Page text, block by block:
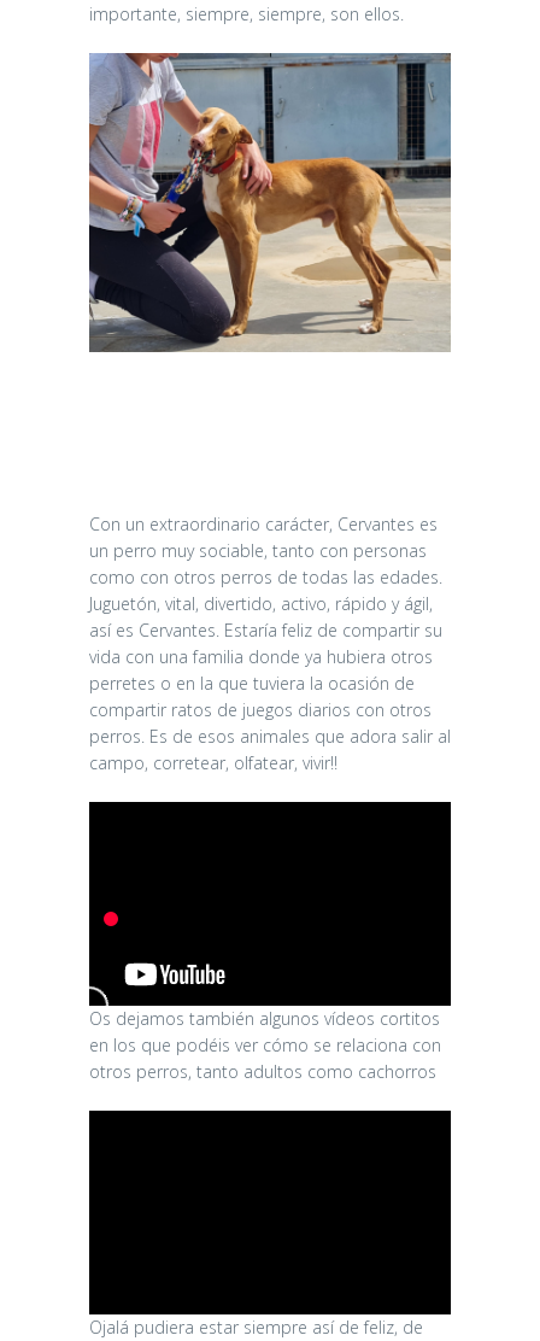
importante, siempre, siempre, son ellos.
Con un extraordinario carácter, Cervantes es
un perro muy sociable, tanto con personas
como con otros perros de todas las edades.
Juguetón, vital, divertido, activo, rápido y ágil,
así es Cervantes. Estaría feliz de compartir su
vida con una familia donde ya hubiera otros
perretes o en la que tuviera la ocasión de
compartir ratos de juegos diarios con otros
perros. Es de esos animales que adora salir al
campo, corretear, olfatear, vivir!!
Os dejamos también algunos vídeos cortitos
en los que podéis ver cómo se relaciona con
otros perros, tanto adultos como cachorros
Ojalá pudiera estar siempre así de feliz, de